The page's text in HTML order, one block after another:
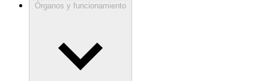
Órganos y funcionamiento